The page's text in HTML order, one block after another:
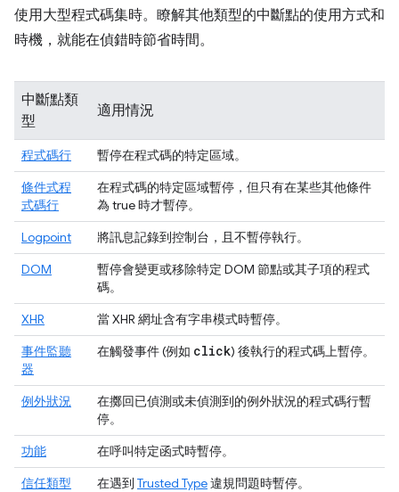
使用大型程式碼集時。瞭解其他類型的中斷點的使用方式和
時機，就能在偵錯時節省時間。
中斷點類
型
適用情況
程式碼行
暫停在程式碼的特定區域。
條件式程
式碼行
在程式碼的特定區域暫停，但只有在某些其他條件
為 true 時才暫停。
Logpoint
將訊息記錄到控制台 ，且不暫停執行。
DOM
暫停會變更或移除特定 DOM 節點或其子項的程式
碼。
XHR
當 XHR 網址含有字串模式時暫停。
事件監聽
器
在觸發事件 (例如 click) 後執行的程式碼上暫停。
例外狀況
在擲回已偵測或未偵測到的例外狀況的程式碼行暫
停。
功能
在呼叫特定函式時暫停。
信任類型
在遇到 Trusted Type違規問題時暫停。